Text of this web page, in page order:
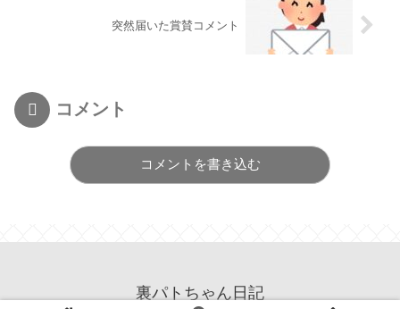
突然届いた賞賛コメント
コメント
コメントを書き込む
裏パトちゃん日記